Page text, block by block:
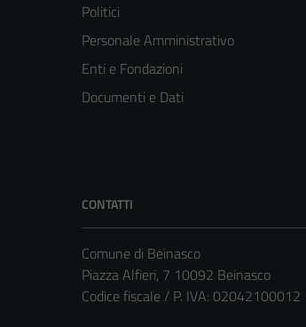
Politici
Personale Amministrativo
Enti e Fondazioni
Documenti e Dati
CONTATTI
Comune di Beinasco
Piazza Alfieri, 7 10092 Beinasco
Codice fiscale / P. IVA: 02042100012